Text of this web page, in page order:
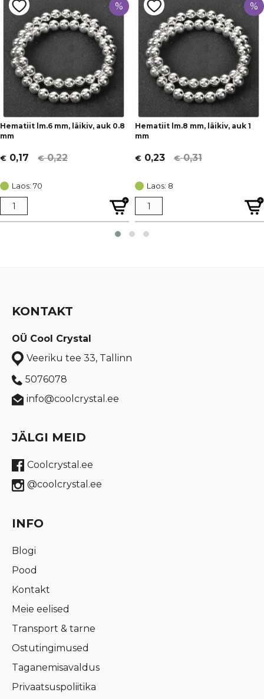
%
Hematiit lm.6 mm, läikiv, auk 0.8
mm
€0,22
Algne
oli:
€ 0,22.
€ 0,17
Current
is:
€ 0,17.
Laos: 70
%
Hematiit lm.8 mm, läikiv, auk 1
mm
€0,31
Algne
oli:
€ 0,31.
€ 0,23
Current
is:
€ 0,23.
Laos: 8
KONTAKT
OÜ Cool Crystal
Veeriku tee 33, Tallinn
5076078
info@coolcrystal.ee
JÄLGI MEID
Coolcrystal.ee
@coolcrystal.ee
INFO
Blogi
Pood
Kontakt
Meie eelised
Transport & tarne
Ostutingimused
Taganemisavaldus
Privaatsuspoliitika